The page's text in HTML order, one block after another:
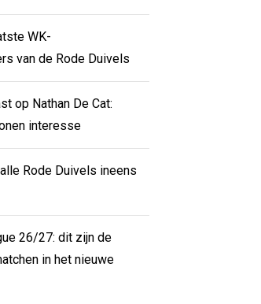
WK-
van de Rode Duivels
op Nathan De Cat:
tonen interesse
Rode Duivels ineens
26/27: dit zijn de
in het nieuwe